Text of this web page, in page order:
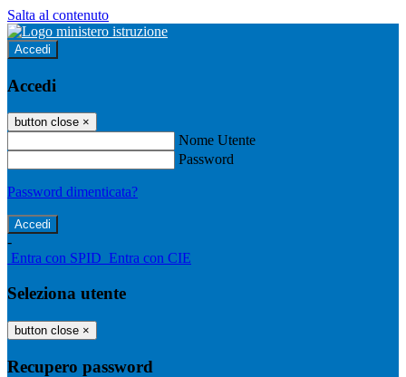
Salta al contenuto
Accedi
Accedi
button close ×
Nome Utente
Password
Password dimenticata?
-
Entra con SPID Entra con CIE
Seleziona utente
button close ×
Recupero password